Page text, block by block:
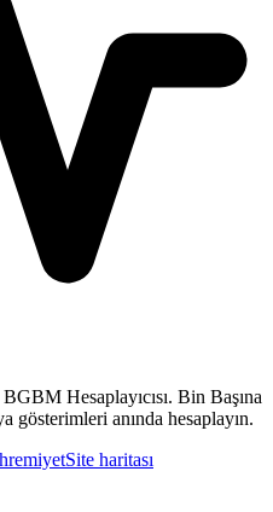
Hesaplayıcısı. Bin Başına
anında hesaplayın.
Site haritası